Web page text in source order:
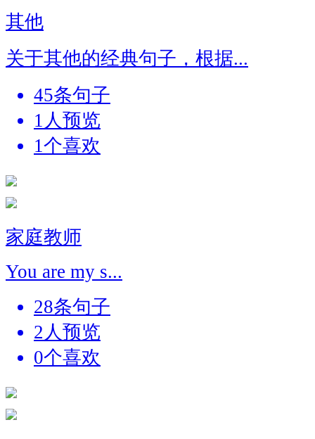
其他
关于其他的经典句子，根据...
45条句子
1人预览
1个喜欢
家庭教师
You are my s...
28条句子
2人预览
0个喜欢